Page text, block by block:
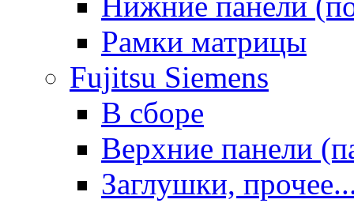
Рамки матрицы
Fujitsu Siemens
В сборе
Верхние панели
Заглушки,